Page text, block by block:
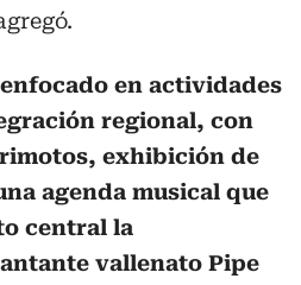
en actividades
regional, con
exhibición de
agenda musical que
central la
vallenato Pipe